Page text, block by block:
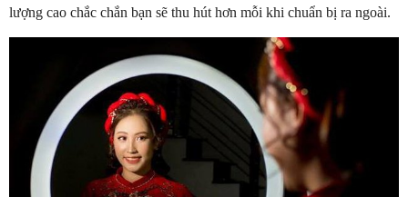
lượng cao chắc chắn bạn sẽ thu hút hơn mỗi khi chuẩn bị ra ngoài.